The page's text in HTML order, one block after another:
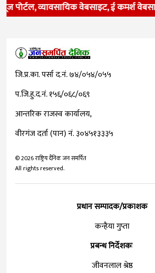
व्यावसायिक वेबसाइट, ई कमर्श वेबसाइट
जि.प्र.का. पर्सा द.नं. ७४/०५४/०५५
प.जि.हु.द.नं. १५६/०६८/०६९
आन्तरिक राजस्व कार्यालय,
वीरगंज दर्ता (पान) नं. ३०४५१३३३५
©2026राष्ट्रिय दैनिक जन समर्पित
All rights reserved.
प्रधान सम्पादक/प्रकाशक
कन्हैया गुप्ता
प्रबन्ध निर्देशकः
जीवनलाल श्रेष्ठ